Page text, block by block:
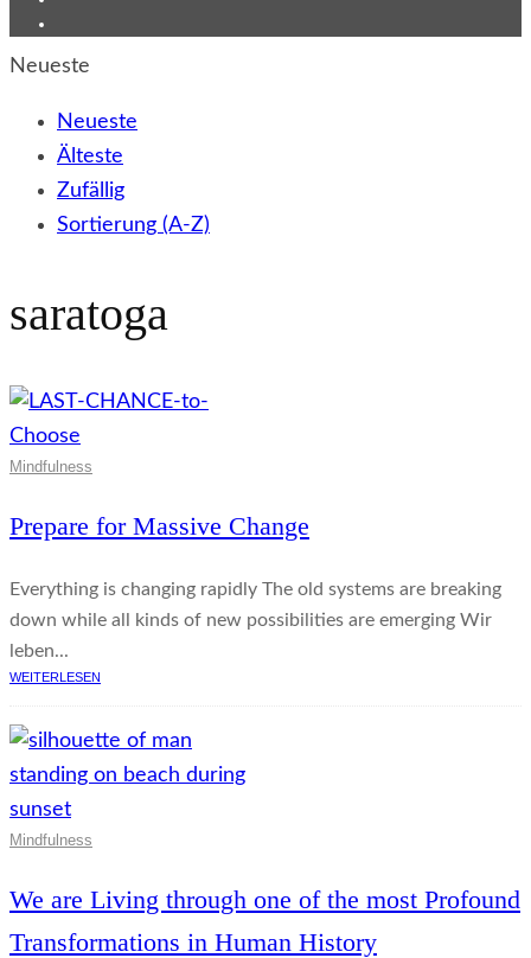
Neueste
Neueste
Älteste
Zufällig
Sortierung (A-Z)
saratoga
Mindfulness
Prepare for Massive Change
Everything is changing rapidly The old systems are breaking
down while all kinds of new possibilities are emerging Wir
leben...
WEITERLESEN
Mindfulness
We are Living through one of the most Profound
Transformations in Human History